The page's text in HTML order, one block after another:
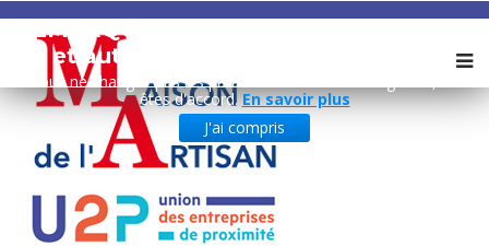
REMARQUE ! Ce site utilise des cookies
et autres technologies similaires.
Si vous ne changez pas les paramètres de votre navigateur, vous
êtes d'accord.En savoir plus
J'ai compris